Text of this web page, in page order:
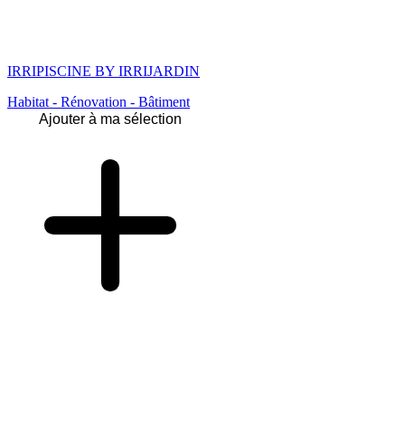
IRRIPISCINE BY IRRIJARDIN
Habitat - Rénovation - Bâtiment
Ajouter à ma sélection